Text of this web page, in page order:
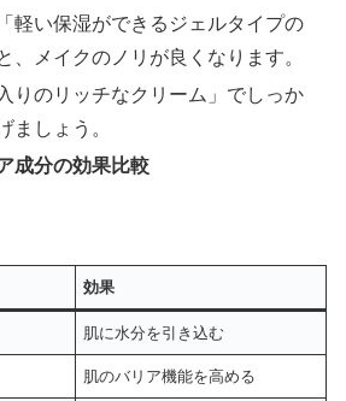
軽い保湿ができるジェルタイプの
、メイクのノリが良くなります。
りのリッチなクリーム」でしっか
ましょう。
成分の効果比較
効果
肌に水分を引き込む
肌のバリア機能を高める